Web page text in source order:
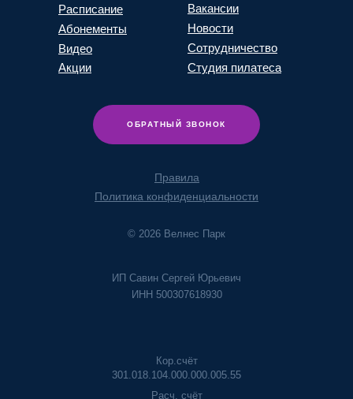
Расписание
Абонементы
Акции
Вакансии
Видео Сотрудничество
Правила
Политика конфиденциальности
© 2026 Велнес Парк
ИП Савин Сергей Юрьевич
ИНН 500307618930
Расч. счёт
Кор.счёт
301.018.104.000.000.005.55
ОБРАТНЫЙ ЗВОНОК
Новости
Студия пилатеса